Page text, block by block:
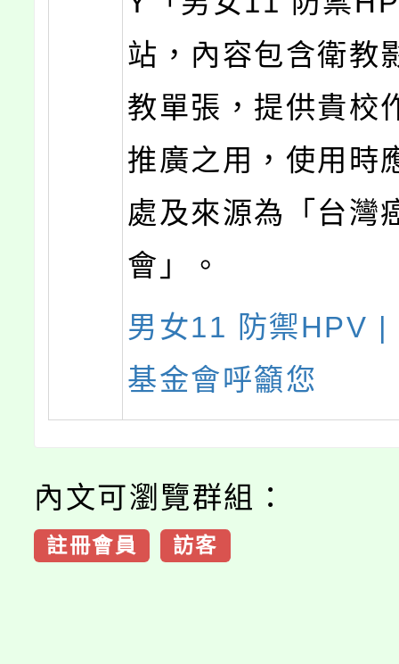
站，內容包含衛教
教單張，提供貴校
推廣之用，使用時
處及來源為「台灣
會」。
男女11 防禦HPV |
基金會呼籲您
內文可瀏覽群組：
註冊會員 訪客